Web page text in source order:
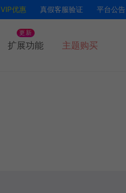
VIP优惠 真假客服验证 平台公告
扩展功能
更新
主题购买